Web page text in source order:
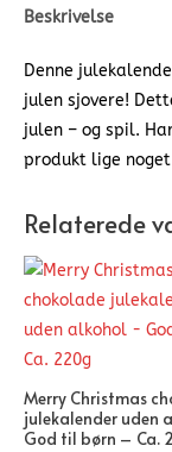
Beskrivelse
Denne
julen sjovere!
julen – og spil.
produkt lige
Relaterede
Merry Christmas
julekalender uden
God til børn – Ca.